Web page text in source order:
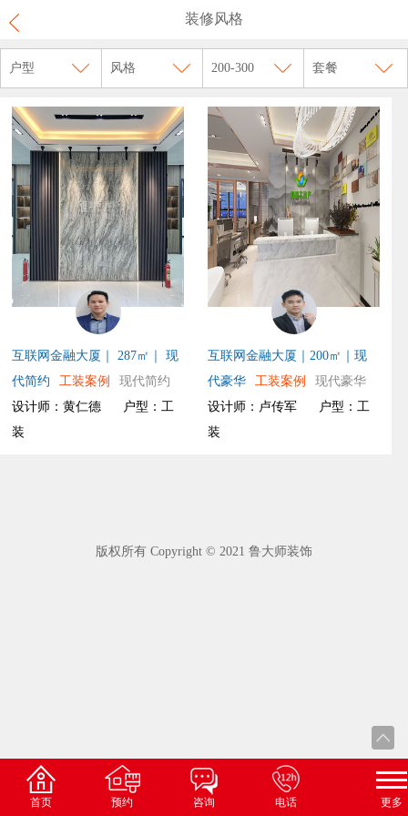
装修风格
户型 风格 200-300 套餐
互联网金融大厦｜ 287㎡｜ 现
代简约
工装案例
现代简约
设计师：黄仁德
户型：工
装
互联网金融大厦｜200㎡｜现
代豪华
工装案例
现代豪华
设计师：卢传军
户型：工
装
版权所有 Copyright © 2021 鲁大师装饰
首页 预约 咨询 电话 更多